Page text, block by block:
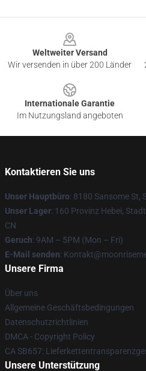
Weltweiter Versand
Wir versenden in über 200 Länder
Internationale Garantie
Im Nutzungsland angeboten
Kontaktieren Sie uns
Unser Hauptbüro: 8180 Sansome St,
Unser Lager: 160 Provinz Hebei,
CN
Geruch: 9AM – 5PM (Mon – Fri)
E-Mail senden:
Unsere Firma
Über uns
Allgemeine Geschäftsbedingungen
Datenschutzrichtlinien
DMCA - Copyright Policy
CA SB657:
Unsere Unterstützung